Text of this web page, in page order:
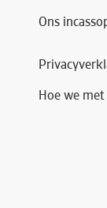
Ons
Hoe we